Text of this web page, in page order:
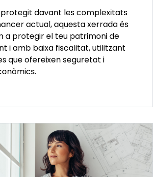
davant les complexitats
actual, aquesta xerrada és
a protegir el teu patrimoni de
i amb baixa fiscalitat, utilitzant
que ofereixen seguretat i